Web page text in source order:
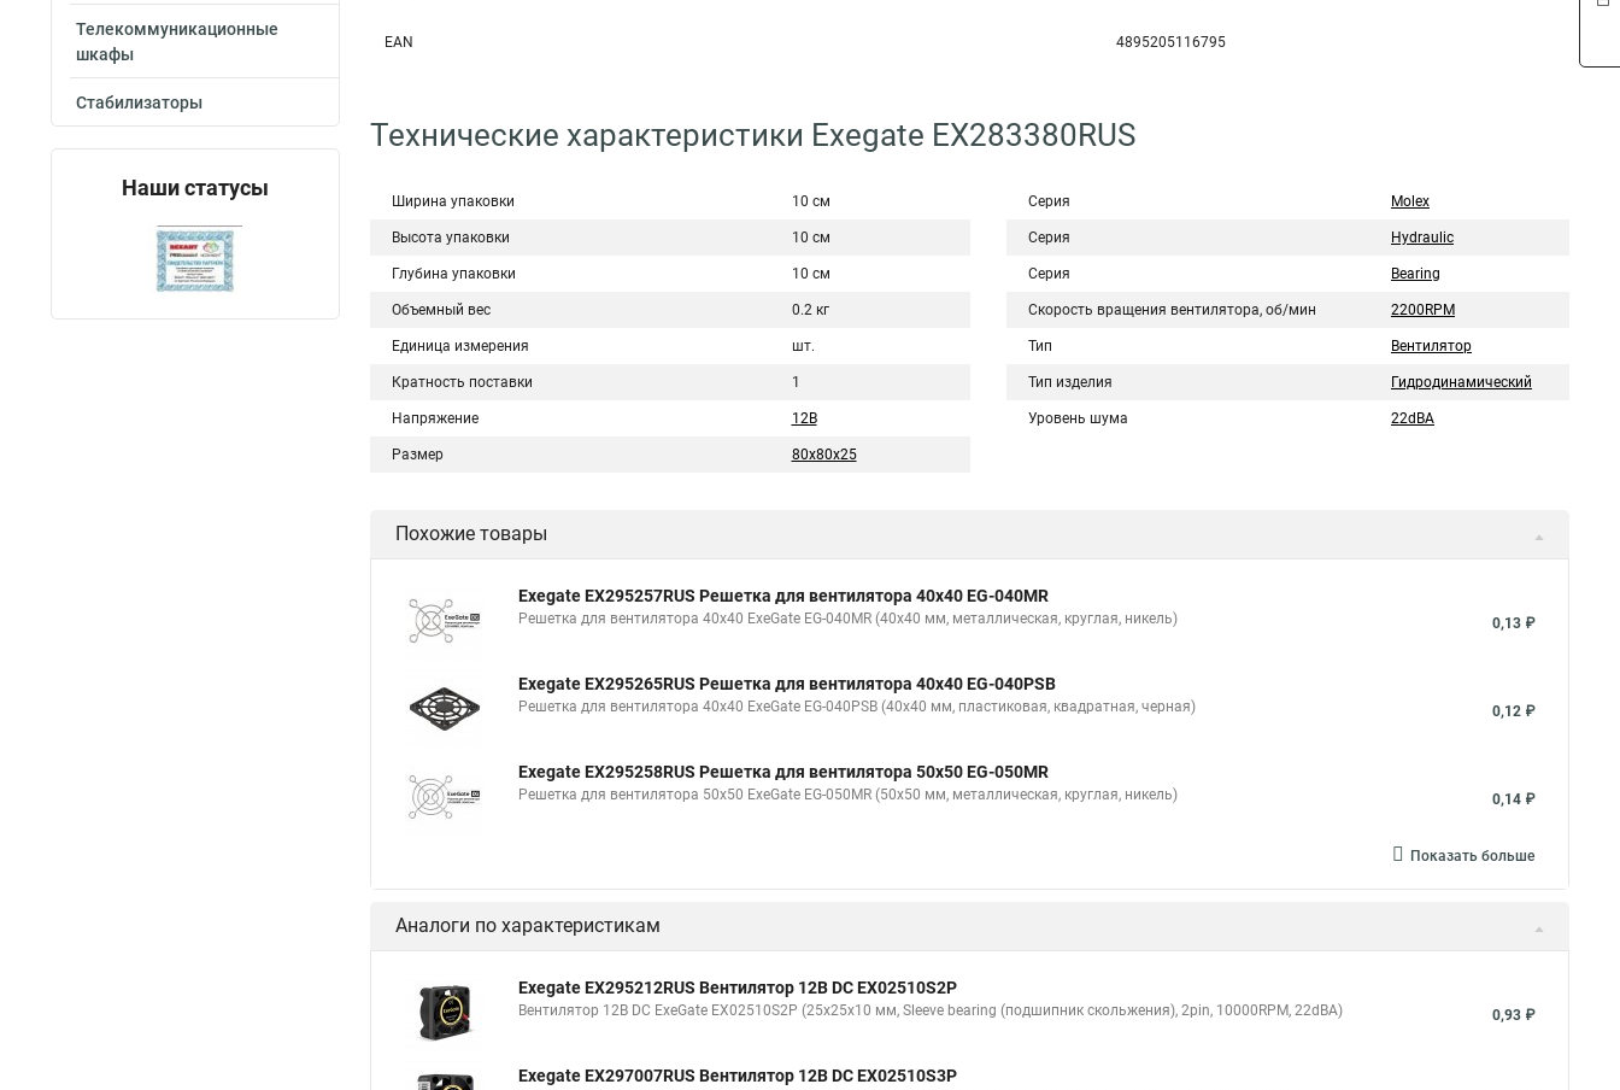
Телекоммуникационные
шкафы
Стабилизаторы
Наши статусы
EAN 4895205116795
Технические характеристики Exegate EX283380RUS
Ширина упаковки 10 см
Высота упаковки 10 см
Глубина упаковки 10 см
Объемный вес 0.2 кг
Единица измерения шт.
Кратность поставки 1
Напряжение 12В
Размер 80x80x25
Серия Molex
Серия Hydraulic
Серия Bearing
Скорость вращения вентилятора, об/мин 2200RPM
Тип Вентилятор
Тип изделия Гидродинамический
Уровень шума 22dBA
Похожие товары
Exegate EX295257RUS Решетка для вентилятора 40x40 EG-040MR
Решетка для вентилятора 40x40 ExeGate EG-040MR (40x40 мм, металлическая, круглая, никель) 0,13 ₽
Exegate EX295265RUS Решетка для вентилятора 40x40 EG-040PSB
Решетка для вентилятора 40x40 ExeGate EG-040PSB (40x40 мм, пластиковая, квадратная, черная) 0,12 ₽
Exegate EX295258RUS Решетка для вентилятора 50х50 EG-050MR
Решетка для вентилятора 50х50 ExeGate EG-050MR (50x50 мм, металлическая, круглая, никель) 0,14 ₽
Показать больше
Аналоги по характеристикам
Exegate EX295212RUS Вентилятор 12В DC EX02510S2P
Вентилятор 12В DC ExeGate EX02510S2P (25x25x10 мм, Sleeve bearing (подшипник скольжения), 2pin, 10000RPM, 22dBA) 0,93 ₽
Exegate EX297007RUS Вентилятор 12В DC EX02510S3P